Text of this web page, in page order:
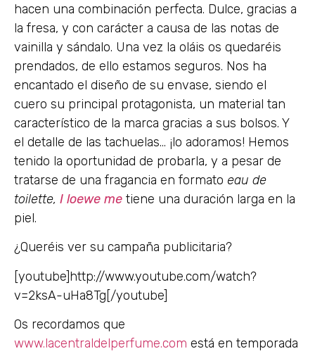
hacen una combinación perfecta. Dulce, gracias a
la fresa, y con carácter a causa de las notas de
vainilla y sándalo. Una vez la oláis os quedaréis
prendados, de ello estamos seguros. Nos ha
encantado el diseño de su envase, siendo el
cuero su principal protagonista, un material tan
característico de la marca gracias a sus bolsos. Y
el detalle de las tachuelas… ¡lo adoramos! Hemos
tenido la oportunidad de probarla, y a pesar de
tratarse de una fragancia en formato eau de
toilette, I loewe me tiene una duración larga en la
piel.
¿Queréis ver su campaña publicitaria?
[youtube]http://www.youtube.com/watch?
v=2ksA-uHa8Tg[/youtube]
Os recordamos que
www.lacentraldelperfume.com está en temporada